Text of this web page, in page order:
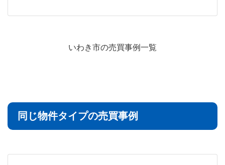
いわき市の売買事例一覧
同じ物件タイプの売買事例